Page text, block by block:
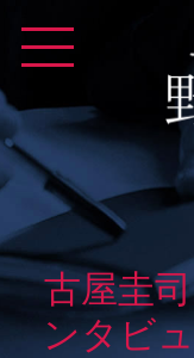
content
古屋圭
ンタビ